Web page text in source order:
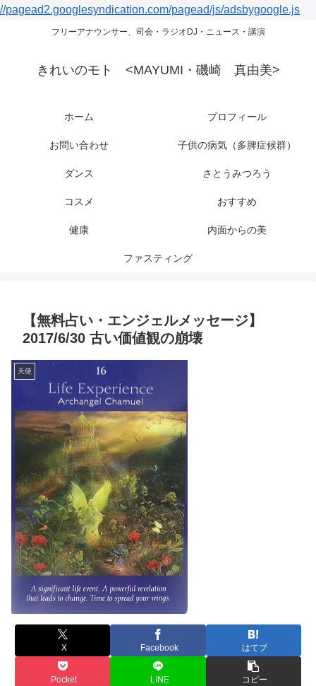
//pagead2.googlesyndication.com/pagead/js/adsbygoogle.js
フリーアナウンサー、司会・ラジオDJ・ニュース・講演
きれいのモト <MAYUMI・磯崎 真由美>
ホーム プロフィール
お問い合わせ 子供の病気（多脾症候群）
ダンス さとうみつろう
コスメ おすすめ
健康 内面からの美
ファスティング
【無料占い・エンジェルメッセージ】
2017/6/30 古い価値観の崩壊
天使
X Facebook はてブ
Pocket LINE コピー